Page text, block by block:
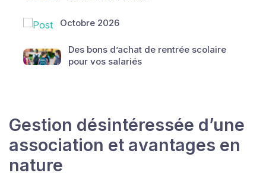
Octobre 2026
Des bons d’achat de rentrée scolaire
pour vos salariés
Gestion désintéressée d’une
association et avantages en
nature